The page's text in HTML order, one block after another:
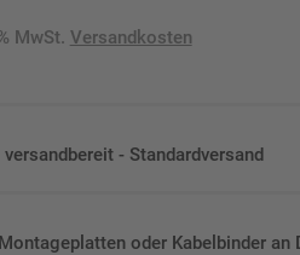
MwSt. Versandkosten
- Standardversand
oder Kabelbinder an